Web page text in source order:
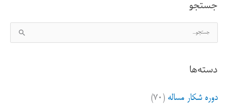
جستجو
س
ج
ب
دسته‌ها
دوره شکار مساله (۷۰)